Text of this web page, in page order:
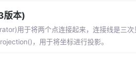
版本)
用于将两个点连接起来，连接线是三
，用于将坐标进行投影。